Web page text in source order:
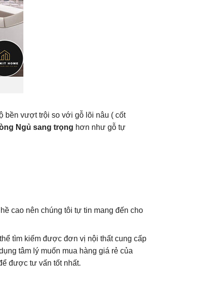
bền vượt trội so với gỗ lõi nâu ( cốt
Ngủ sang trọng hơn như gỗ tự
cao nên chúng tôi tự tin mang đến cho
tìm kiếm được đơn vị nội thất cung cấp
tâm lý muốn mua hàng giá rẻ của
được tư vấn tốt nhất.